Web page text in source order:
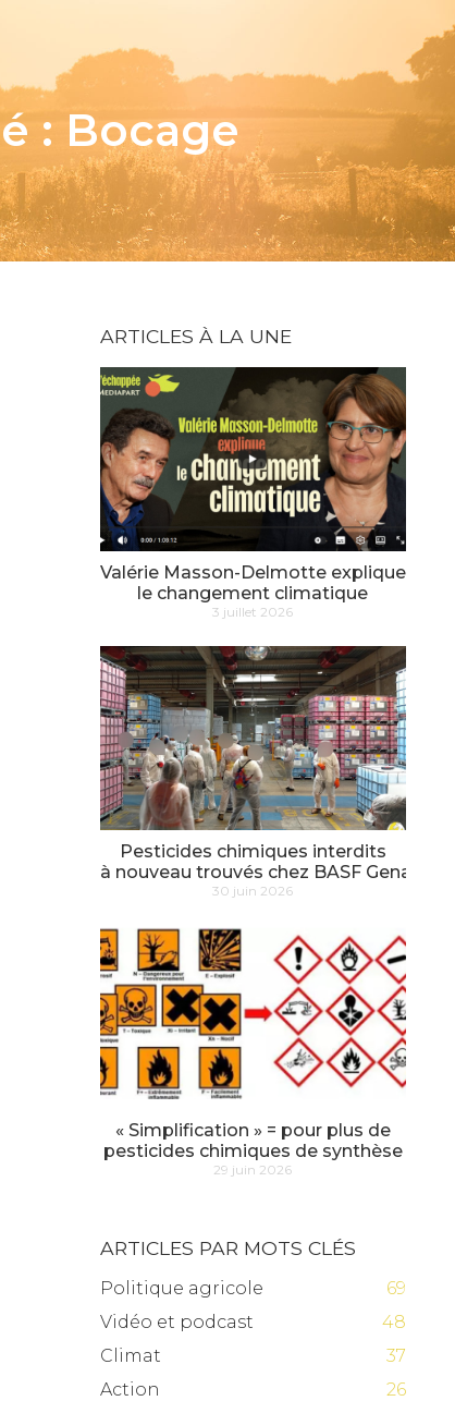
: Bocage
ARTICLES À LA UNE
Valérie Masson-Delmotte explique
le changement climatique
3 juillet 2026
Pesticides chimiques interdits
à nouveau trouvés chez BASF Genay
30 juin 2026
« Simplification » = pour plus de
pesticides chimiques de synthèse
29 juin 2026
ARTICLES PAR MOTS CLÉS
Politique agricole
69
Vidéo et podcast
48
Climat
37
Action
26